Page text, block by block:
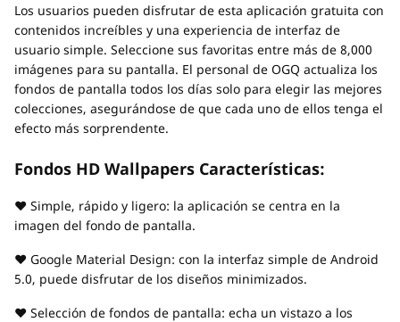
Los usuarios pueden disfrutar de esta aplicación gratuita con
contenidos increíbles y una experiencia de interfaz de
usuario simple. Seleccione sus favoritas entre más de 8,000
imágenes para su pantalla. El personal de OGQ actualiza los
fondos de pantalla todos los días solo para elegir las mejores
colecciones, asegurándose de que cada uno de ellos tenga el
efecto más sorprendente.
Fondos HD Wallpapers Características:
♥ Simple, rápido y ligero: la aplicación se centra en la
imagen del fondo de pantalla.
♥ Google Material Design: con la interfaz simple de Android
5.0, puede disfrutar de los diseños minimizados.
♥ Selección de fondos de pantalla: echa un vistazo a los